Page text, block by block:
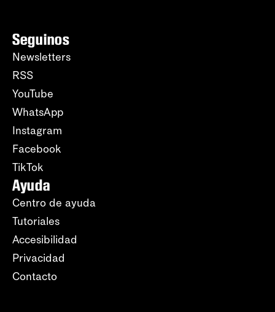
Seguinos
Newsletters
RSS
YouTube
WhatsApp
Instagram
Facebook
TikTok
Ayuda
Centro de ayuda
Tutoriales
Accesibilidad
Privacidad
Contacto